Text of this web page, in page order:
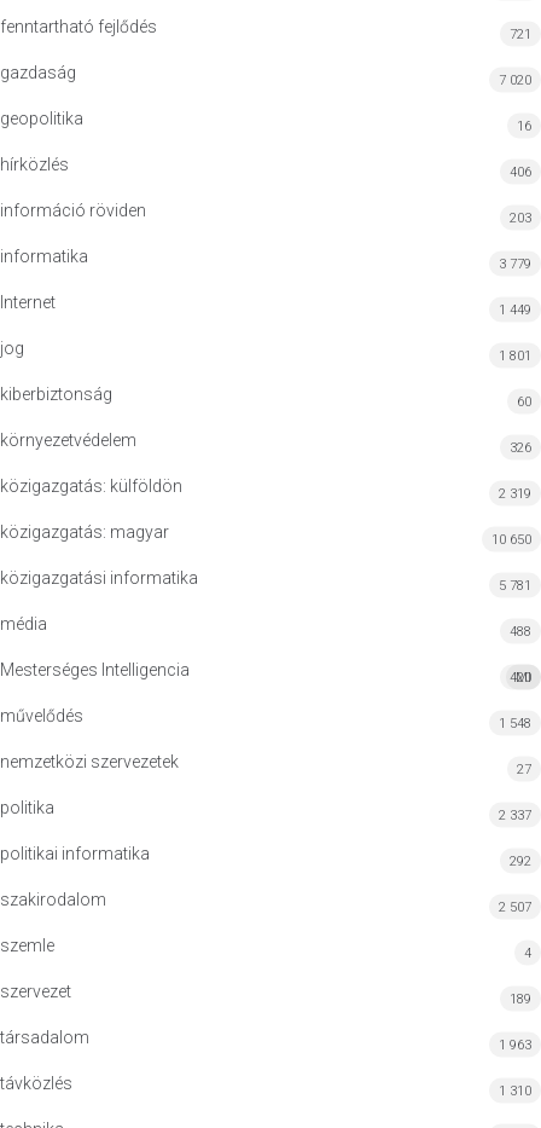
fenntartható fejlődés 721
gazdaság 7 020
geopolitika 16
hírközlés 406
információ röviden 203
informatika 3 779
Internet 1 449
jog 1 801
kiberbiztonság 60
környezetvédelem 326
közigazgatás: külföldön 2 319
közigazgatás: magyar 10 650
közigazgatási informatika 5 781
média 488
Mesterséges Intelligencia MI
420
művelődés 1 548
nemzetközi szervezetek 27
politika 2 337
politikai informatika 292
szakirodalom 2 507
szemle 4
szervezet 189
társadalom 1 963
távközlés 1 310